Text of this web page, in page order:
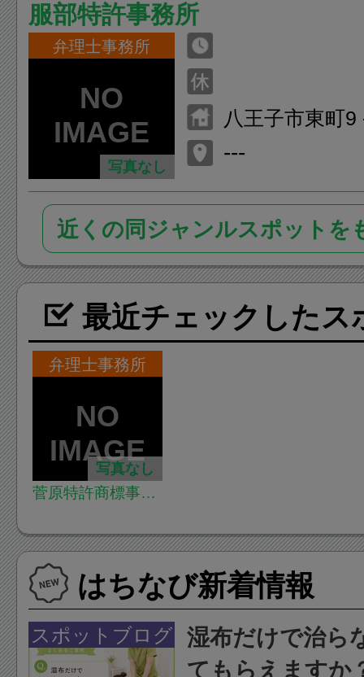
服部特許事務所
弁理士事務所
写真なし
八王子市東町9
---
近くの同ジャンルスポットを
最近チェックしたス
弁理士事務所
写真なし
菅原特許商標事務
はちなび新着情報
スポットブログ
湿布だけで治ら
てもらえますか